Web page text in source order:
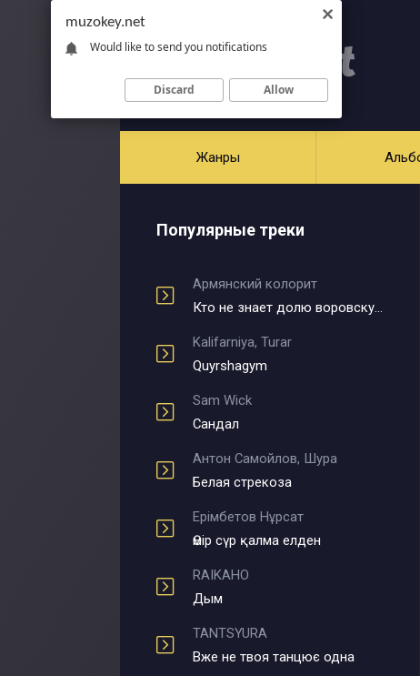
Жанры
Популярные треки
Армянский колорит
Кто не знает долю воровскую
Kalifarniya, Turar
Quyrshagym
Sam Wick
Сандал
Антон Самойлов, Шура
Белая стрекоза
Ерімбетов Нұрсат
Өмір сүр қалма елден
RAIKAHO
Дым
TANTSYURA
Вже не твоя танцює одна
muzokey.net
Would like to send you notifications
Discard Allow